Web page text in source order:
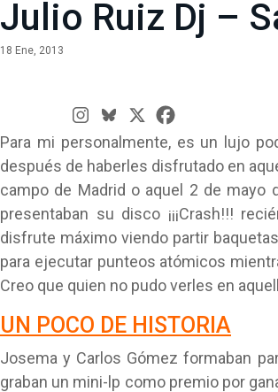
Julio Ruiz Dj –
18 Ene, 2013
Para mi personalmente, es un lujo
después de haberles disfrutado en
campo de Madrid o aquel 2 de mayo
presentaban su disco ¡¡¡Crash!!!
disfrute máximo viendo partir
para ejecutar punteos atómicos
Creo que quien no pudo verles en
UN POCO DE HISTORIA
Josema y Carlos Gómez formaban
graban un mini-lp como premio por